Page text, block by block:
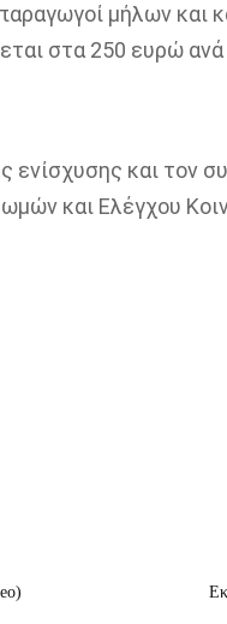
παραγωγοί μήλων
στα 250 ευρώ
και τον
και Ελέγχου